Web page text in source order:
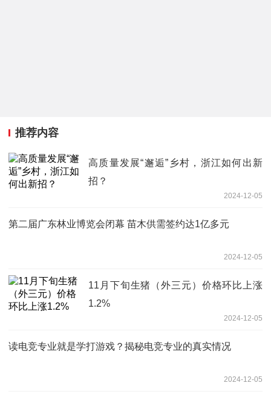
推荐内容
高质量发展“邂逅”乡村，浙江如何出新
招？
2024-12-05
第二届广东林业博览会闭幕 苗木供需签约达1亿多元
2024-12-05
11月下旬生猪（外三元）价格环比上涨
1.2%
2024-12-05
读电竞专业就是学打游戏？揭秘电竞专业的真实情况
2024-12-05